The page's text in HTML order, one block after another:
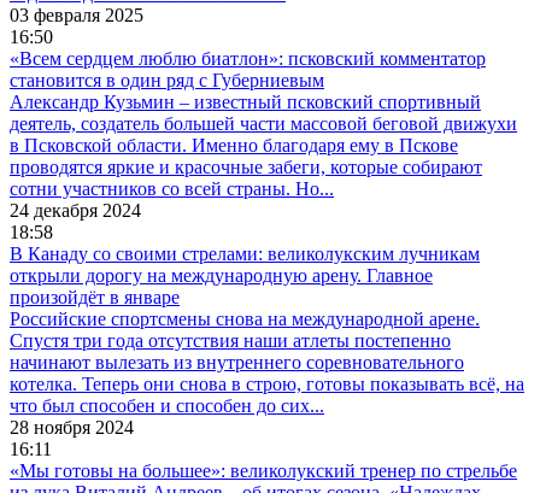
03 февраля 2025
16:50
«Всем сердцем люблю биатлон»: псковский комментатор
становится в один ряд с Губерниевым
Александр Кузьмин – известный псковский спортивный
деятель, создатель большей части массовой беговой движухи
в Псковской области. Именно благодаря ему в Пскове
проводятся яркие и красочные забеги, которые собирают
сотни участников со всей страны. Но...
24 декабря 2024
18:58
В Канаду со своими стрелами: великолукским лучникам
открыли дорогу на международную арену. Главное
произойдёт в январе
Российские спортсмены снова на международной арене.
Спустя три года отсутствия наши атлеты постепенно
начинают вылезать из внутреннего соревновательного
котелка. Теперь они снова в строю, готовы показывать всё, на
что был способен и способен до сих...
28 ноября 2024
16:11
«Мы готовы на большее»: великолукский тренер по стрельбе